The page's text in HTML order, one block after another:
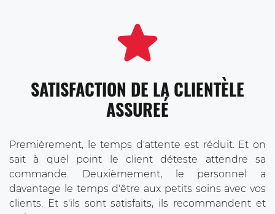
SATISFACTION DE LA CLIENTÈLE
ASSUREÉ
Premièrement, le temps d'attente est réduit. Et on
sait à quel point le client déteste attendre sa
commande. Deuxièmement, le personnel a
davantage le temps d'être aux petits soins avec vos
clients. Et s'ils sont satisfaits, ils recommandent et